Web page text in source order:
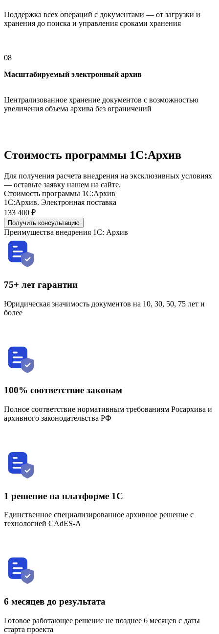
Поддержка всех операций с документами — от загрузки и
хранения до поиска и управления сроками хранения
08
Масштабируемый электронный архив
Централизованное хранение документов с возможностью
увеличения объема архива без ограничений
Стоимость программы 1С:Архив
Для получения расчета внедрения на эксклюзивных условиях
— оставьте заявку нашем на сайте.
Стоимость программы 1С:Архив
1С:Архив. Электронная поставка
133 400 ₽
Получить консультацию
Преимущества внедрения 1С: Архив
75+ лет гарантии
Юридическая значимость документов на 10, 30, 50, 75 лет и
более
100% соответствие законам
Полное соответствие нормативным требованиям Росархива и
архивного законодательства РФ
1 решение на платформе 1С
Единственное специализированное архивное решение с
технологией CAdES-A
6 месяцев до результата
Готовое работающее решение не позднее 6 месяцев с даты
старта проекта